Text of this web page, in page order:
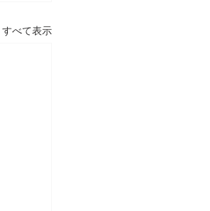
すべて表示